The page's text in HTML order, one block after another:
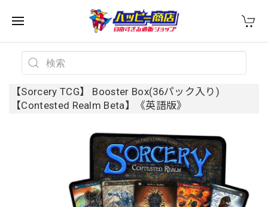
【Sorcery TCG】 Booster Box(36パック入り)
【Contested Realm Beta】《英語版》